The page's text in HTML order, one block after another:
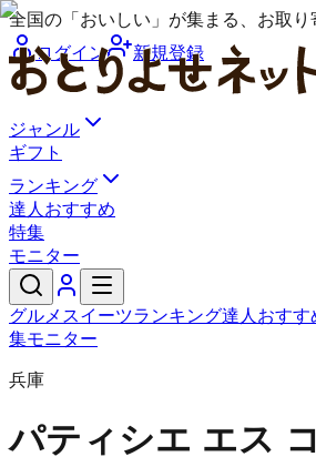
全国の「おいしい」が集まる、お取り
ログイン
新規登録
ジャンル
ギフト
ランキング
達人おすすめ
特集
モニター
グルメ スイーツランキング達人おすす
集モニター
兵庫
パティシエ エス